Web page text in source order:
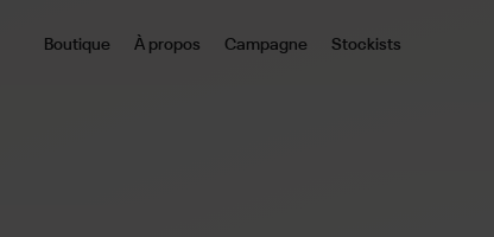
Boutique À propos Campagne Stockists